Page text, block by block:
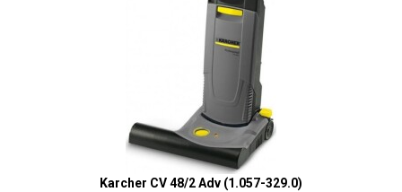
Karcher CV 48/2 Adv (1.057-329.0)